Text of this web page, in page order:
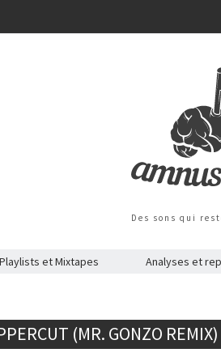
Des sons qui
et Mixtapes Analyses et
(MR. GONZO REMIX)